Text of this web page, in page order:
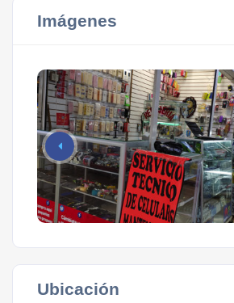
Imágenes
Ubicación